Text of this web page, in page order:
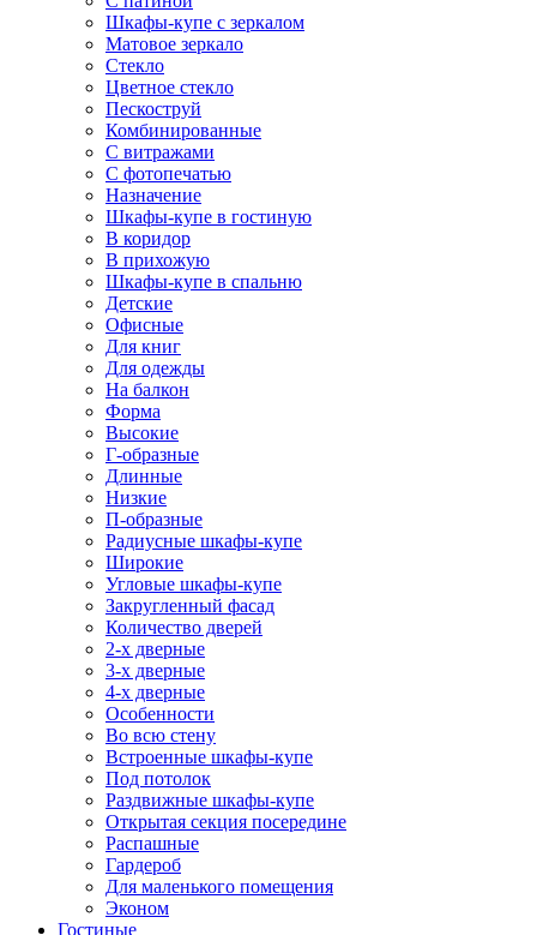
Шкафы-купе с зеркалом
Матовое зеркало
Стекло
Цветное стекло
Пескоструй
Комбинированные
С витражами
С фотопечатью
Назначение
Шкафы-купе в гостиную
В коридор
В прихожую
Шкафы-купе в спальню
Детские
Офисные
Для книг
Для одежды
На балкон
Форма
Высокие
Г-образные
Длинные
Низкие
П-образные
Радиусные шкафы-купе
Широкие
Угловые шкафы-купе
Закругленный фасад
Количество дверей
2-х дверные
3-х дверные
4-х дверные
Особенности
Во всю стену
Встроенные шкафы-купе
Под потолок
Раздвижные шкафы-купе
Открытая секция посередине
Распашные
Гардероб
Для маленького помещения
Эконом
Гостиные